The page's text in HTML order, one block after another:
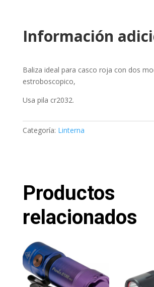
Información
Baliza ideal para casco roja con dos
estroboscopico,
Usa pila cr2032.
Categoría: Linterna
Productos
relacionados